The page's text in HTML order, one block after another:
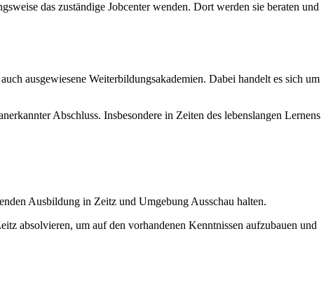
das zuständige Jobcenter wenden. Dort werden sie beraten und
ausgewiesene Weiterbildungsakademien. Dabei handelt es sich um
Abschluss. Insbesondere in Zeiten des lebenslangen Lernens
Ausbildung in Zeitz und Umgebung Ausschau halten.
absolvieren, um auf den vorhandenen Kenntnissen aufzubauen und